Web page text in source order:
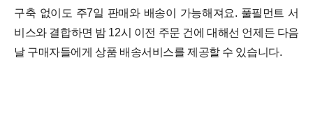
구축 없이도 주7일 판매와 배송이 가능해져요. 풀필먼트 서
비스와 결합하면 밤 12시 이전 주문 건에 대해선 언제든 다음
날 구매자들에게 상품 배송서비스를 제공할 수 있습니다.